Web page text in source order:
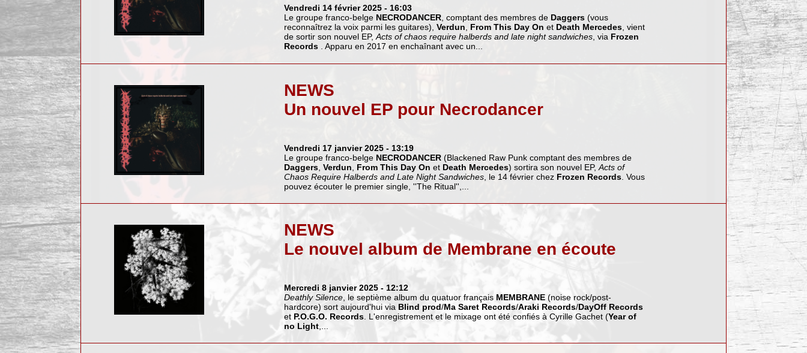
Vendredi 14 février 2025 - 16:03
Le groupe franco-belge NECRODANCER, comptant des membres de Daggers(vous
reconnaîtrez la voix parmi les guitares), Verdun, From This Day On et Death Mercedes, vient
de sortir son nouvel EP,Acts of chaos require halberds and late night sandwiches, via Frozen
Records. Apparu en 2017 en enchaînant avec un...
NEWS
Un nouvel EP pour Necrodancer
Vendredi 17 janvier 2025 - 13:19
Le groupe franco-belge NECRODANCER(Blackened Raw Punk comptant des membres de
Daggers, Verdun From This Day On et Death Mercedes) sortira son nouvel EP, Acts of
Chaos Require Halberds and Late Night Sandwiches, le 14 février chez Frozen Records. Vous
pouvez écouter le premier single, ''The Ritual'',...
NEWS
Le nouvel album de Membrane en écoute
Mercredi 8 janvier 2025 - 12:12
Deathly Silence, le septième album du quatuor français MEMBRANE(noise rock/post-
hardcore) sort aujourd'hui via Blind prod/Ma Saret Records/Araki Records/DayOff Records
et P.O.G.O. Records. L'enregistrement et le mixage ont été confiés à Cyrille Gachet (Year of
no Light,...